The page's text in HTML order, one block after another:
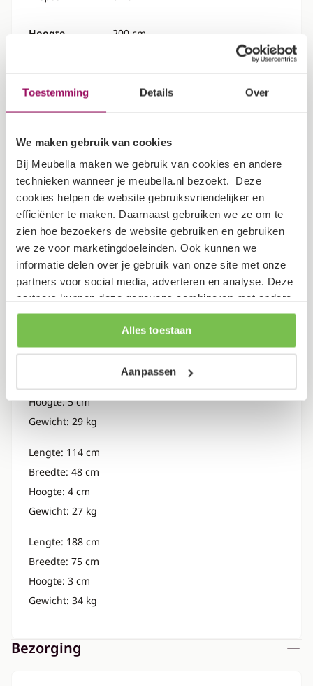
Toestemming Details Over
We maken gebruik van cookies
Bij Meubella maken we gebruik van cookies en andere
technieken wanneer je meubella.nl bezoekt. Deze
cookies helpen de website gebruiksvriendelijker en
efficiënter te maken. Daarnaast gebruiken we ze om te
zien hoe bezoekers de website gebruiken en gebruiken
we ze voor marketingdoeleinden. Ook kunnen we
informatie delen over je gebruik van onze site met onze
partners voor social media, adverteren en analyse. Deze
partners kunnen deze gegevens combineren met andere
informatie die je aan ze hebt verstrekt of die ze hebben
verzameld op basis van je gebruik van hun services.
Alles toestaan
Aanpassen
Hoogte 200 cm
Verpakking
Dit artikel bestaat uit 4 pakketten
Lengte: 200 cm
Breedte: 62 cm
Hoogte: 5 cm
Hoogte: 5 cm
Gewicht: 29 kg
Lengte: 114 cm
Breedte: 48 cm
Hoogte: 4 cm
Gewicht: 27 kg
Lengte: 188 cm
Breedte: 75 cm
Hoogte: 3 cm
Gewicht: 34 kg
Bezorging